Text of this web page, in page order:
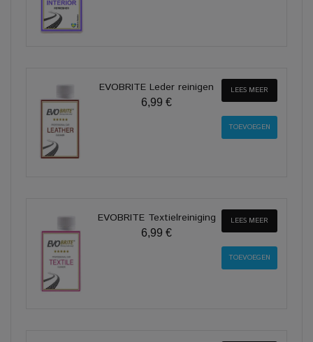
EVOBRITE Leder reinigen
6,99 €
LEES MEER
EVOBRITE Textielreiniging
6,99 €
LEES MEER